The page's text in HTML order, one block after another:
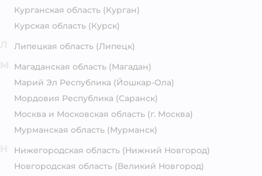
Курганская область (Курган)
Курская область (Курск)
Липецкая область (Липецк)
Магаданская область (Магадан)
Марий Эл Республика (Йошкар-Ола)
Мордовия Республика (Саранск)
Москва и Московская область (г. Москва)
Мурманская область (Мурманск)
Нижегородская область (Нижний Новгород)
Новгородская область (Великий Новгород)